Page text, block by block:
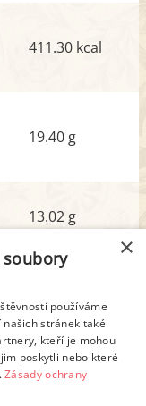
411.30 kcal
19.40 g
13.02 g
4.52 g
28.57 g
11.47 g
×
používáme
stránek také
kteří je mohou
poskytli nebo které
Zásady ochrany